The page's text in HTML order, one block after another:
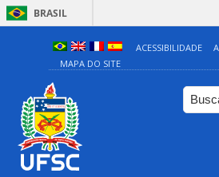
BRASIL
ACESSIBILIDADE
MAPA DO SITE